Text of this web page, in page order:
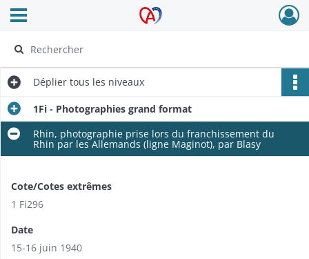
Archives Alsace - Colmar
Ouvrir le menu déroulant
Déplier tous les niveaux
1Fi - Photographies grand format
Rhin, photographie prise lors du franchissement du
Rhin par les Allemands (ligne Maginot), par Blasy
Cote/Cotes extrêmes
1 Fi296
Date
15-16 juin 1940